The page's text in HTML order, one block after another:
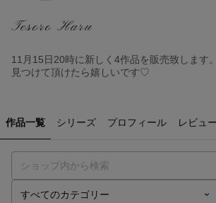
Tesoro Haru
11月15日20時に新しく4作品を販売致します
見つけて頂けたら嬉しいです♡
作品一覧 シリーズ プロフィール レビュー